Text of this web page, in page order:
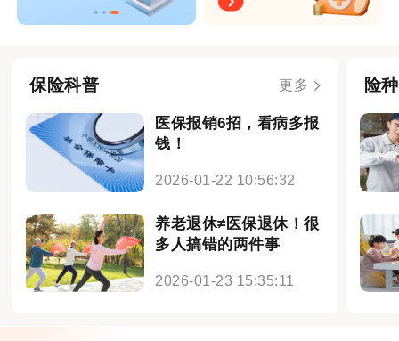
保险科普 更多
医保报销6招，看病多报
钱！
2026-01-22 10:56:32
养老退休≠医保退休！很
多人搞错的两件事
2026-01-23 15:35:11
险